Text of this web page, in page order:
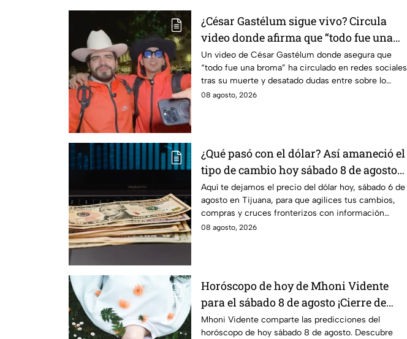
¿César Gastélum sigue vivo? Circula
video donde afirma que “todo fue una
broma”
Un video de César Gastélum donde asegura que
“todo fue una broma” ha circulado en redes sociales
tras su muerte y desatado dudas entre sobre lo
ocurrido.
08 agosto, 2026
¿Qué pasó con el dólar? Así amaneció el
tipo de cambio hoy sábado 8 de agosto
en Tijuana
Aquí te dejamos el precio del dólar hoy, sábado 6 de
agosto en Tijuana, para que agilices tus cambios,
compras y cruces fronterizos con información
actualizada.
08 agosto, 2026
Horóscopo de hoy de Mhoni Vidente
para el sábado 8 de agosto ¡Cierre de
ciclo!
Mhoni Vidente comparte las predicciones del
horóscopo de hoy sábado 8 de agosto. Descubre